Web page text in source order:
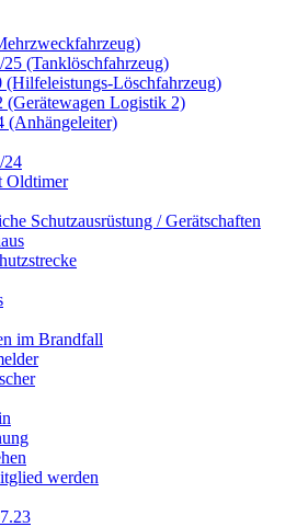
(Tanklöschfahrzeug)
Löschfahrzeug)
(Gerätewagen Logistik 2)
(Anhängeleiter)
24
Oldtimer
Schutzausrüstung / Gerätschaften
im Brandfall
werden